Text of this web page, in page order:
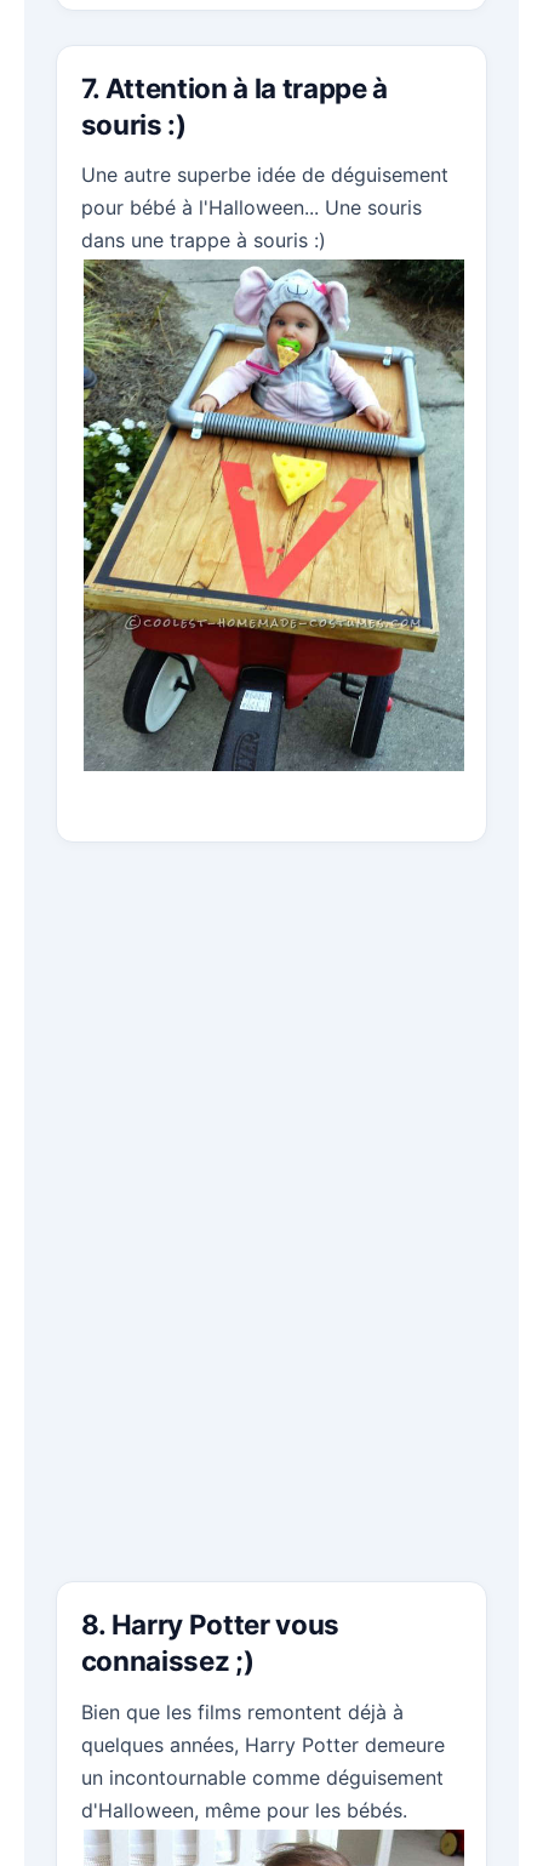
7. Attention à la trappe à
souris :)
Une autre superbe idée de déguisement
pour bébé à l'Halloween... Une souris
dans une trappe à souris :)
8. Harry Potter vous
connaissez ;)
Bien que les films remontent déjà à
quelques années, Harry Potter demeure
un incontournable comme déguisement
d'Halloween, même pour les bébés.